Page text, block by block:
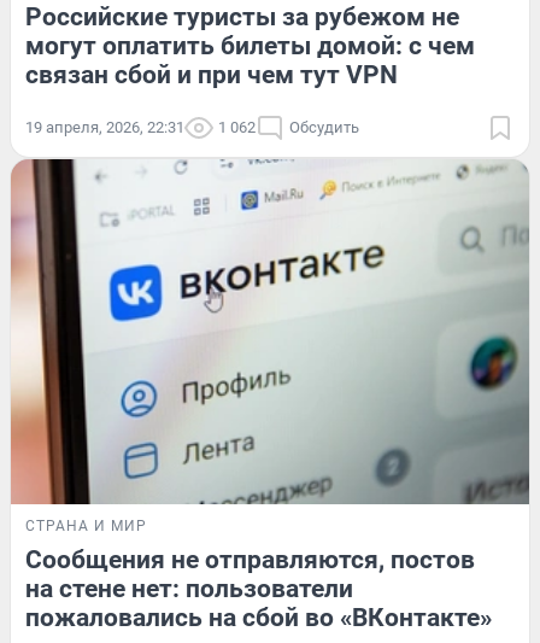
Российские туристы за рубежом не
могут оплатить билеты домой: с чем
связан сбой и при чем тут VPN
19 апреля, 2026, 22:31 1 062 Обсудить
СТРАНА И МИР
Сообщения не отправляются, постов
на стене нет: пользователи
пожаловались на сбой во «ВКонтакте»